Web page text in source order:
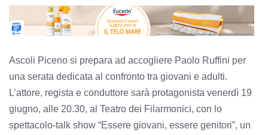
Ascoli Piceno si prepara ad accogliere Paolo Ruffini per
una serata dedicata al confronto tra giovani e adulti.
L’attore, regista e conduttore sarà protagonista venerdì 19
giugno, alle 20.30, al Teatro dei Filarmonici, con lo
spettacolo-talk show “Essere giovani, essere genitori”, un